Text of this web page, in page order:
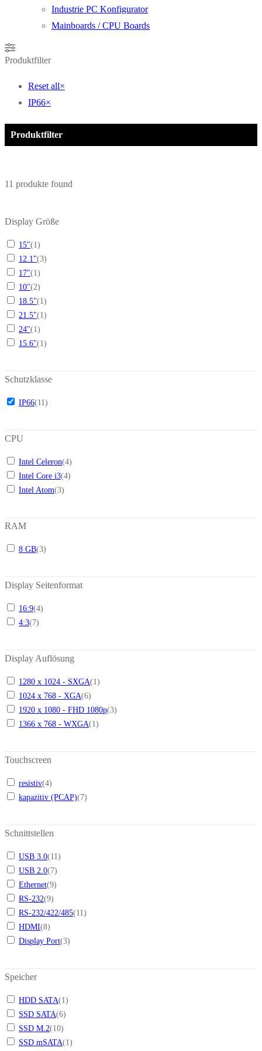
Industrie PC Konfigurator
Mainboards / CPU Boards
Produktfilter
Reset all×
IP66×
Produktfilter
11 produkte found
Display Größe
15"(1)
12.1"(3)
17"(1)
10"(2)
18.5"(1)
21.5"(1)
24"(1)
15.6"(1)
Schutzklasse
IP66(11)
CPU
Intel Celeron(4)
Intel Core i3(4)
Intel Atom(3)
RAM
8 GB(3)
Display Seitenformat
16:9(4)
4:3(7)
Display Auflösung
1280 x 1024 - SXGA(1)
1024 x 768 - XGA(6)
1920 x 1080 - FHD 1080p(3)
1366 x 768 - WXGA(1)
Touchscreen
resistiv(4)
kapazitiv (PCAP)(7)
Schnittstellen
USB 3.0(11)
USB 2.0(7)
Ethernet(9)
RS-232(9)
RS-232/422/485(11)
HDMI(8)
Display Port(3)
Speicher
HDD SATA(1)
SSD SATA(6)
SSD M.2(10)
SSD mSATA(1)